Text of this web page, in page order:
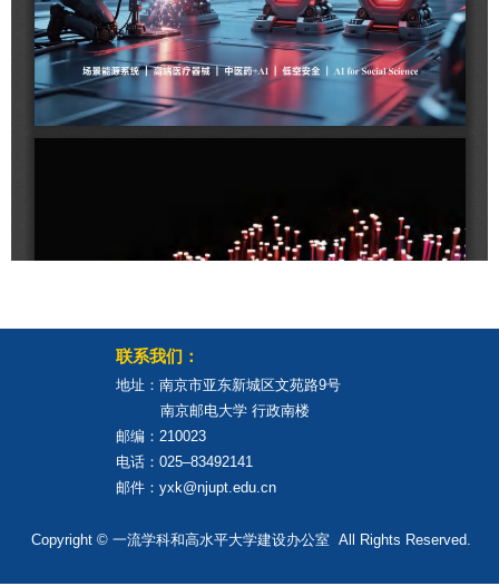
联系我们：
地址：南京市亚东新城区文苑路9号
南京邮电大学 行政南楼
邮编：210023
电话：025–83492141
邮件：yxk@njupt.edu.cn
Copyright © 一流学科和高水平大学建设办公室 All Rights Reserved.